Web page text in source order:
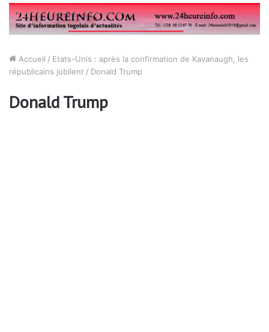
Accueil / Etats-Unis : après la confirmation de Kavanaugh, les
républicains jubilent / Donald Trump
Donald Trump